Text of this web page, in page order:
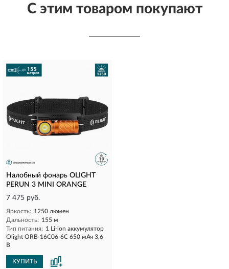
С этим товаром покупают
Налобный фонарь OLIGHT
PERUN 3 MINI ORANGE
7 475 руб.
Яркость: 1250 люмен
Дальность: 155 м
Тип питания: 1 Li-ion аккумулятор
Olight ORB-16C06-6С 650 мАч 3,6
В
КУПИТЬ